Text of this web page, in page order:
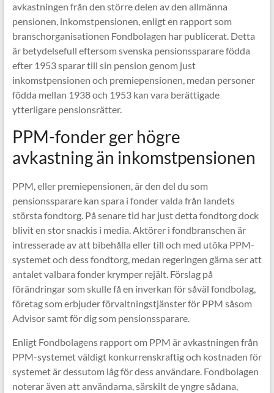
avkastningen från den större delen av den allmänna
pensionen, inkomstpensionen, enligt en rapport som
branschorganisationen Fondbolagen har publicerat. Detta
är betydelsefull eftersom svenska pensionssparare födda
efter 1953 sparar till sin pension genom just
inkomstpensionen och premiepensionen, medan personer
födda mellan 1938 och 1953 kan vara berättigade
ytterligare pensionsrätter.
PPM-fonder ger högre
avkastning än inkomstpensionen
PPM, eller premiepensionen, är den del du som
pensionssparare kan spara i fonder valda från landets
största fondtorg. På senare tid har just detta fondtorg dock
blivit en stor snackis i media. Aktörer i fondbranschen är
intresserade av att bibehålla eller till och med utöka PPM-
systemet och dess fondtorg, medan regeringen gärna ser att
antalet valbara fonder krymper rejält. Förslag på
förändringar som skulle få en inverkan för såväl fondbolag,
företag som erbjuder förvaltningstjänster för PPM såsom
Advisor samt för dig som pensionssparare.
Enligt Fondbolagens rapport om PPM är avkastningen från
PPM-systemet väldigt konkurrenskraftig och kostnaden för
systemet är dessutom låg för dess användare. Fondbolagen
noterar även att användarna, särskilt de yngre sådana,